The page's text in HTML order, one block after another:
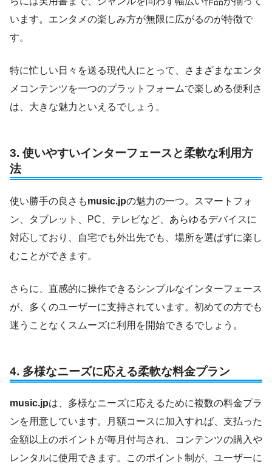
います。エンタメの楽しみ方が無限に広がるのが特徴で
す。
特に忙しい日々を送る現代人にとって、さまざまなエンタ
メコンテンツを一つのプラットフォームで楽しめる便利さ
は、大きな魅力といえるでしょう。
3. 使いやすいインターフェースと柔軟な利用方
法
使い勝手の良さもmusic.jpの魅力の一つ。スマートフォ
ン、タブレット、PC、テレビなど、あらゆるデバイスに
対応しており、自宅でも外出先でも、場所を選ばずに楽し
むことができます。
さらに、直感的に操作できるシンプルなインターフェース
が、多くのユーザーに支持されています。初めての方でも
迷うことなくスムーズに利用を開始できるでしょう。
4. 多様なニーズに応える柔軟な料金プラン
music.jpは、多様なニーズに応えるために複数の料金プラ
ンを用意しています。月額コースに加入すれば、支払った
金額以上のポイントが毎月付与され、コンテンツの購入や
レンタルに使用できます。このポイント制が、ユーザーに